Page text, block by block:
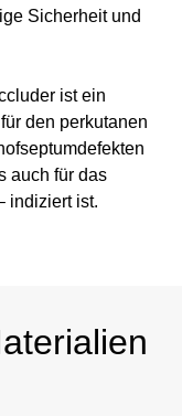
Sicherheit und
ist ein
den perkutanen
auch für das
indiziert ist.